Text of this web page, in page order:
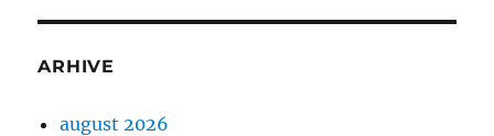
ARHIVE
august 2026